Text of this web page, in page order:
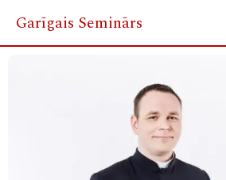
Skip
Garīgais Seminārs